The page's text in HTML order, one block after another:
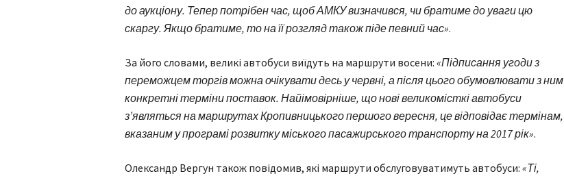
до аукціону. Тепер потрібен час, щоб АМКУ визначився, чи братиме до уваги цю
скаргу. Якщо братиме, то на її розгляд також піде певний час».
За його словами, великі автобуси виїдуть на маршрути восени: «Підписання угоди з
переможцем торгів можна очікувати десь у червні, а після цього обумовлювати з ним
конкретні терміни поставок. Найімовірніше, що нові великомісткі автобуси
з’являться на маршрутах Кропивницького першого вересня, це відповідає термінам,
вказаним у програмі розвитку міського пасажирського транспорту на 2017 рік».
Олександр Вергун також повідомив, які маршрути обслуговуватимуть автобуси: «Ті,